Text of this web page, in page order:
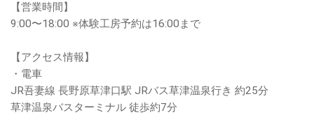
【営業時間】
9:00〜18:00 ※体験工房予約は16:00まで
【アクセス情報】
・電車
JR吾妻線 長野原草津口駅 JRバス草津温泉行き 約25分
草津温泉バスターミナル 徒歩約7分